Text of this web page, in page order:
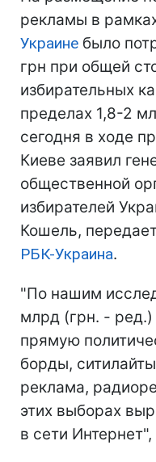
рекламы в
Украине было
грн при общей
избирательных
пределах 1,8-2
сегодня в ходе
Киеве заявил
общественной
избирателей
Кошель,
РБК-Украина.
"По нашим
млрд (грн. -
прямую
борды,
реклама,
этих выборах
в сети